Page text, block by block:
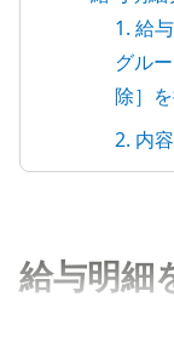
1. 給
グル
除］
2. 内
給与明細